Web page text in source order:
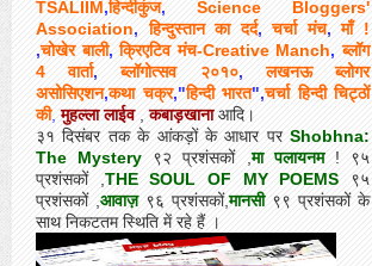
TSALIIM,हिन्दीकुंज, Science Bloggers'
Association, हिन्दुस्तान का दर्द, चर्चा मंच, माँ !
,चोखेर बाली,क्रिएटिव मंच-Creative Manch,ब्लॉग
4 वार्ता,ब्लॉगोत्सव २०१०,लखनऊ ब्लोगर
असोसिएशन,कथा चक्र,"हिन्दी भारत",चर्चा हिन्दी चिट्ठों
की, मुहल्ला लाईव,कबाड़खानाआदि।
३१ दिसंबर तक के आंकड़ों के आधार पर Shobhna:
The Mystery ९२ प्रशंसकों ,मा पलायनम
! ९५
प्रशंसकों , THE SOUL OF MY POEMS ९५
प्रशंसकों , आवाज़९६ प्रशंसकों,मानसी९९ प्रशंसकों के
साथ निकटतम स्थिति में रहे हैं ।